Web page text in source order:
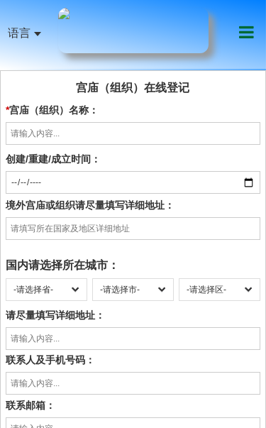
语言
祖庙
线上
资讯
宫庙（组织）在线登记
*宫庙（组织）名称：
联系人及手机号码：
联系邮箱：
创建/重建/成立时间：
国内请选择所在城市：
请尽量填写详细地址：
境外宫庙或组织请尽量填写详细地址：